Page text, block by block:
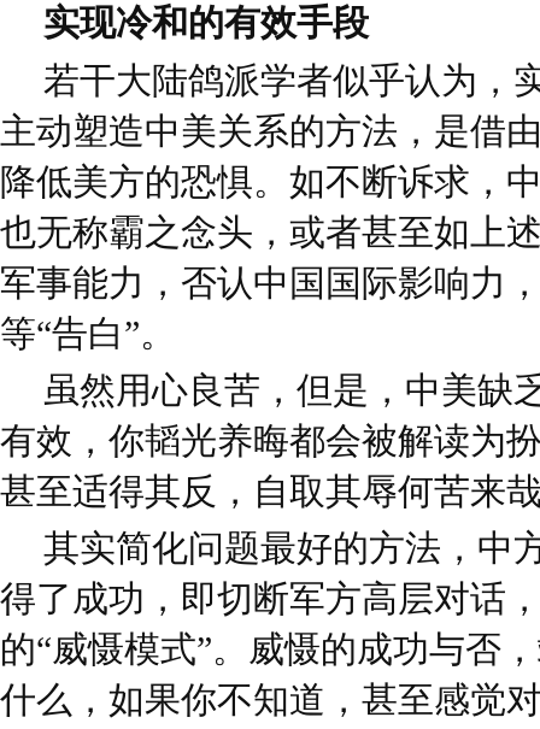
实现冷和的有效手段
若干大陆鸽派学者似乎认为，
主动塑造中美关系的方法，是借
降低美方的恐惧。如不断诉求，
也无称霸之念头，或者甚至如上
军事能力，否认中国国际影响力
等“告白”。
虽然用心良苦，但是，中美缺
有效，你韬光养晦都会被解读为
甚至适得其反，自取其辱何苦来
其实简化问题最好的方法，中
得了成功，即切断军方高层对话
的“威慑模式”。威慑的成功与否
什么，如果你不知道，甚至感觉